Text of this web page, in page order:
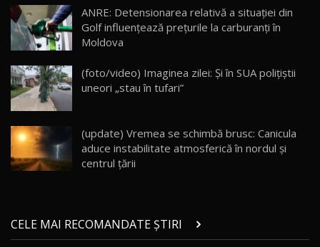
17 20:06
30:08
AutoBlog.MD
23:36
20
Noul ZEEKR 7X / Test Drive AutoBlog.MD
29:08
21
Micul BYD Dolphin Surf / Test Drive
AutoBlog.MD
16:59
ANRE: Detensionarea relativă a situației din
Golf influențează prețurile la carburanți în
Moldova
(foto/video) Imaginea zilei: Și în SUA polițiștii
uneori „stau în tufari”
(update) Vremea se schimbă brusc: Canicula
aduce instabilitate atmosferică în nordul și
centrul țării
CELE MAI RECOMANDATE ȘTIRI